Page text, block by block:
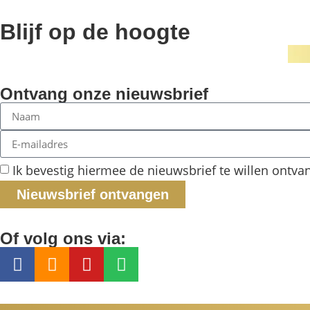
Blijf op de hoogte
Ontvang onze nieuwsbrief
Ik bevestig hiermee de nieuwsbrief te willen
Nieuwsbrief ontvangen
Of volg ons via: